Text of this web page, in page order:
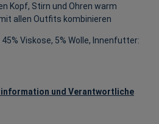
Kopf, Stirn und Ohren warm
allen Outfits kombinieren
Viskose, 5% Wolle, Innenfutter:
und Verantwortliche